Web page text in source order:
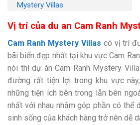
Mystery Villas
Vị trí của du an Cam Ranh
Cam Ranh Mystery Villas có vị trí
bãi biển đẹp nhất tại khu vực Cam
nói thì dự án Cam Ranh Mystery
đường rất tiện lợi trong khu vực
những tiện ích bên trong lẫn bên
nhất với nhau nhằm góp phần có thể
sinh sống của khách hàng trở nên dễ